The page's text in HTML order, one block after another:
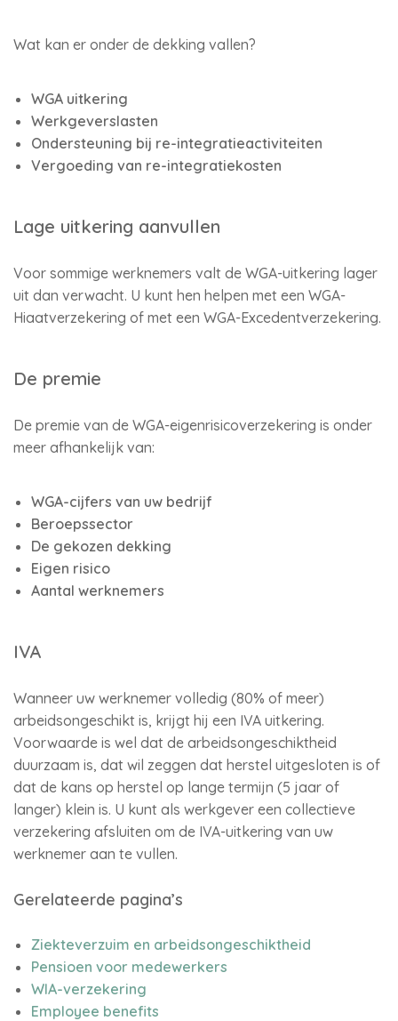
Wat kan er onder de dekking vallen?
WGA uitkering
Werkgeverslasten
Ondersteuning bij re-integratieactiviteiten
Vergoeding van re-integratiekosten
Lage uitkering aanvullen
Voor sommige werknemers valt de WGA-uitkering lager
uit dan verwacht. U kunt hen helpen met een WGA-
Hiaatverzekering of met een WGA-Excedentverzekering.
De premie
De premie van de WGA-eigenrisicoverzekering is onder
meer afhankelijk van:
WGA-cijfers van uw bedrijf
Beroepssector
De gekozen dekking
Eigen risico
Aantal werknemers
IVA
Wanneer uw werknemer volledig (80% of meer)
arbeidsongeschikt is, krijgt hij een IVA uitkering.
Voorwaarde is wel dat de arbeidsongeschiktheid
duurzaam is, dat wil zeggen dat herstel uitgesloten is of
dat de kans op herstel op lange termijn (5 jaar of
langer) klein is. U kunt als werkgever een collectieve
verzekering afsluiten om de IVA-uitkering van uw
werknemer aan te vullen.
Gerelateerde pagina’s
Ziekteverzuim en arbeidsongeschiktheid
Pensioen voor medewerkers
WIA-verzekering
Employee benefits